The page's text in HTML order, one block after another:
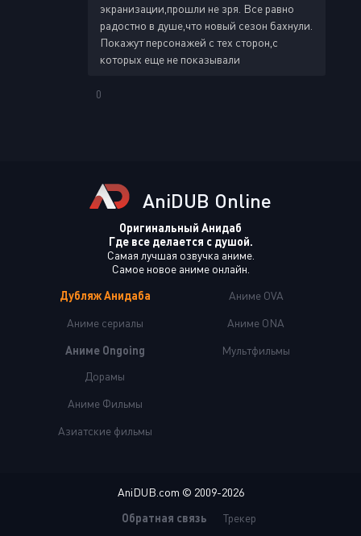
экранизации,прошли не зря. Все равно
радостно в душе,что новый сезон бахнули.
Покажут персонажей с тех сторон,с
которых еще не показывали
0
AniDUB Online
Оригинальный Анидаб
Где все делается с душой.
Самая лучшая озвучка аниме.
Самое новое аниме онлайн.
Дубляж Анидаба
Аниме сериалы
Аниме Ongoing
Аниме OVA
Аниме ONA
Мультфильмы
Дорамы
Аниме Фильмы
Азиатские фильмы
AniDUB.com © 2009-2026
Обратная связь
Трекер